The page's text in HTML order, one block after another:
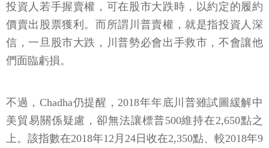
投資人若手握賣權，可在股市大跌時，以約定的履約
價賣出股票獲利。而所謂川普賣權，就是指投資人深
信，一旦股市大跌，川普勢必會出手救市，不會讓他
們面臨虧損。
不過，Chadha仍提醒，2018年年底川普雖試圖緩解中
美貿易關係疑慮，卻無法讓標普500維持在2,650點之
上。該指數在2018年12月24日收在2,350點、較2018年9